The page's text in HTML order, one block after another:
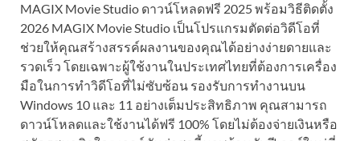
MAGIX Movie Studio ดาวน์โหลดฟรี 2025 พร้อมวิธีติดตั้ง
2026 MAGIX Movie Studio เป็นโปรแกรมตัดต่อวิดีโอที่
ช่วยให้คุณสร้างสรรค์ผลงานของคุณได้อย่างง่ายดายและ
รวดเร็ว โดยเฉพาะผู้ใช้งานในประเทศไทยที่ต้องการเครื่อง
มือในการทำวิดีโอที่ไม่ซับซ้อน รองรับการทำงานบน
Windows 10 และ 11 อย่างเต็มประสิทธิภาพ คุณสามารถ
ดาวน์โหลดและใช้งานได้ฟรี 100% โดยไม่ต้องจ่ายเงินหรือ